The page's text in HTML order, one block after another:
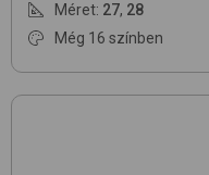
Méret: 27, 28
Még 16 színben